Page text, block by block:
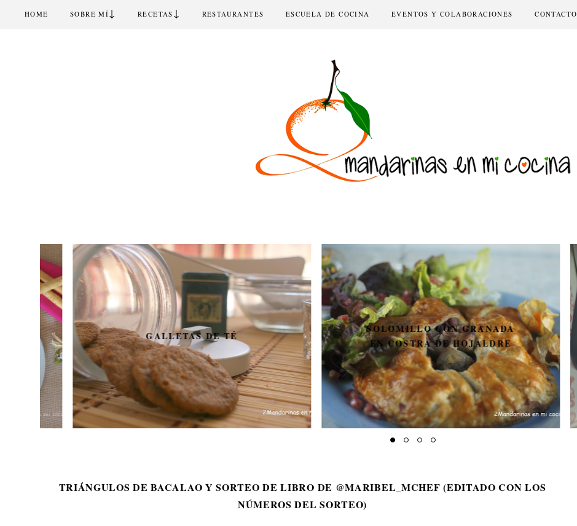
HOME SOBRE MÍ↓ RECETAS ↓ RESTAURANTES ESCUELA DE COCINA EVENTOS Y COLABORACIONES CONTACTO
GALLETAS DE TÉ
SOLOMILLO CON GRANADA
EN COSTRA DE HOJALDRE
TRIÁNGULOS DE BACALAO Y SORTEO DE LIBRO DE @MARIBEL_MCHEF (EDITADO CON LOS
NÚMEROS DEL SORTEO)